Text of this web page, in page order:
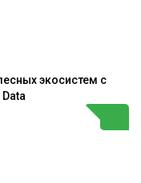
экосистем с